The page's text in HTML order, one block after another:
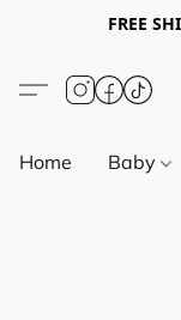
FREE
Home Baby